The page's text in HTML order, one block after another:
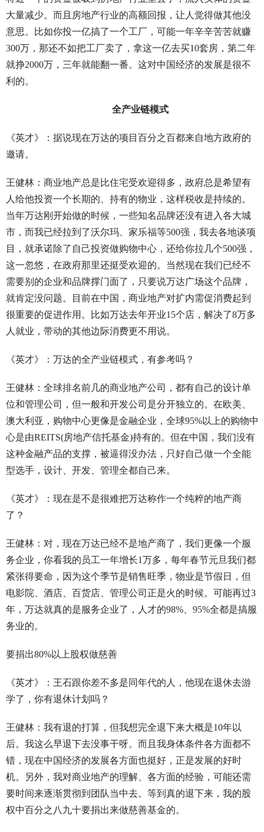
大量减少。而且房地产行业的高额回报，让人觉得做其他没
意思。比如你投一亿搞了一个工厂，可能一年辛辛苦苦就赚
300万，那还不如把工厂卖了，拿这一亿去买10套房，第二年
就挣2000万，三年就能翻一番。这对中国经济的发展是很不
利的。
全产业链模式
《英才》：据说现在万达的项目百分之百都来自地方政府的
邀请。
王健林：商业地产总是比住宅受欢迎得多，政府总是希望有
人给他投资一个长期的、持有的物业，这样税收是持续的。
当年万达刚开始做的时候，一些知名品牌还没有进入各大城
市，而我已经拉到了沃尔玛、家乐福等500强，我去各地谈项
目，就承诺除了自己投资做购物中心，还给你拉几个500强，
这一忽悠，在政府那里还挺受欢迎的。当然现在我们已经不
需要别的企业和品牌撑门面了，只要说万达广场这个品牌，
就肯定没问题。目前在中国，商业地产对扩内需促消费起到
很重要的促进作用。比如万达去年开业15个店，解决了8万多
人就业，带动的其他边际消费更不用说。
《英才》：万达的全产业链模式，有参考吗？
王健林：全球排名前几的商业地产公司，都有自己的设计单
位和管理公司，但一般和开发公司是分开独立的。在欧美、
澳大利亚，购物中心更像是金融企业，全球95%以上的购物中
心是由REITS(房地产信托基金)持有的。但在中国，我们没有
这种金融产品的支撑，被逼得没办法，只好自己做一个全能
型选手，设计、开发、管理全都自己来。
《英才》：现在是不是很难把万达称作一个纯粹的地产商
了？
王健林：对，现在万达已经不是地产商了，我们更像一个服
务企业，你看我的员工一年增长1万多，每年春节元旦我们都
紧张得要命，因为这个季节是销售旺季，物业是节假日，但
电影院、酒店、百货店、管理公司正是火的时候。可能再过3
年，万达就真的是服务企业了，人才的98%、95%全都是搞服
务业的。
要捐出80%以上股权做慈善
《英才》：王石跟你差不多是同年代的人，他现在退休去游
学了，你有退休计划吗？
王健林：我有退的打算，但我想完全退下来大概是10年以
后。我这么早退下去没事干呀。而且我身体条件各方面都不
错，现在中国经济的发展各方面也挺好，正是发展的好时
机。另外，我对商业地产的理解、各方面的经验，可能还需
要时间来逐渐贯彻到团队当中去。等到真的退下来，我的股
权中百分之八九十要捐出来做慈善基金的。